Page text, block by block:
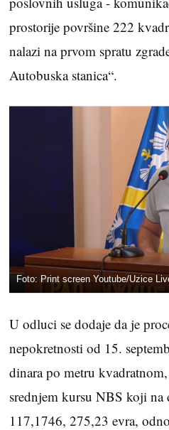
prostorije površine 222
nalazi na prvom spratu
Autobuska stanica“.
Foto: Print screen Youtube/Uzice
U odluci se dodaje da je
nepokretnosti od 15.
dinara po metru
srednjem kursu NBS koji na
117,1746, 275,23 evra,